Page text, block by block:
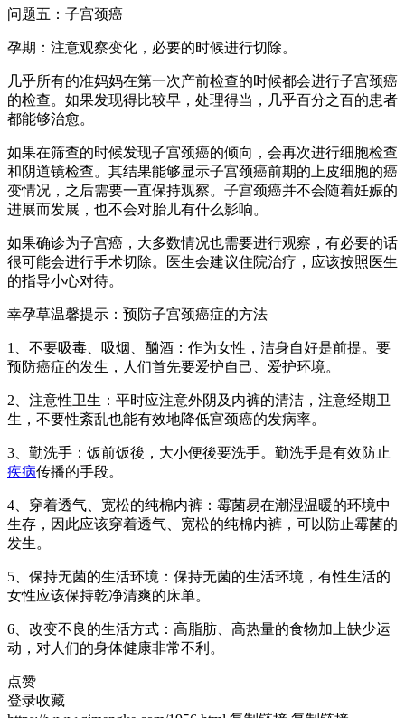
问题五：子宫颈癌
孕期：注意观察变化，必要的时候进行切除。
几乎所有的准妈妈在第一次产前检查的时候都会进行子宫颈癌
的检查。如果发现得比较早，处理得当，几乎百分之百的患者
都能够治愈。
如果在筛查的时候发现子宫颈癌的倾向，会再次进行细胞检查
和阴道镜检查。其结果能够显示子宫颈癌前期的上皮细胞的癌
变情况，之后需要一直保持观察。子宫颈癌并不会随着妊娠的
进展而发展，也不会对胎儿有什么影响。
如果确诊为子宫癌，大多数情况也需要进行观察，有必要的话
很可能会进行手术切除。医生会建议住院治疗，应该按照医生
的指导小心对待。
幸孕草温馨提示：预防子宫颈癌症的方法
1、不要吸毒、吸烟、酗酒：作为女性，洁身自好是前提。要
预防癌症的发生，人们首先要爱护自己、爱护环境。
2、注意性卫生：平时应注意外阴及内裤的清洁，注意经期卫
生，不要性紊乱也能有效地降低宫颈癌的发病率。
3、勤洗手：饭前饭後，大小便後要洗手。勤洗手是有效防止
疾病传播的手段。
4、穿着透气、宽松的纯棉内裤：霉菌易在潮湿温暖的环境中
生存，因此应该穿着透气、宽松的纯棉内裤，可以防止霉菌的
发生。
5、保持无菌的生活环境：保持无菌的生活环境，有性生活的
女性应该保持乾净清爽的床单。
6、改变不良的生活方式：高脂肪、高热量的食物加上缺少运
动，对人们的身体健康非常不利。
点赞
登录收藏